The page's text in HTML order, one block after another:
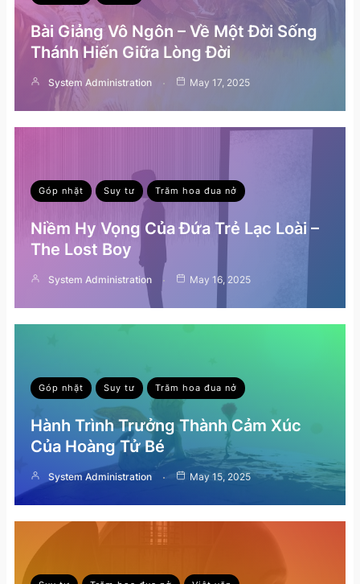
Bài Giảng Vô Ngôn – Về Một Đời Sống
Thánh Hiến Giữa Lòng Đời
System Administration May 17, 2025
Góp nhặt Suy tư Trăm hoa đua nở
Niềm Hy Vọng Của Đứa Trẻ Lạc Loài –
The Lost Boy
System Administration May 16, 2025
Góp nhặt Suy tư Trăm hoa đua nở
Hành Trình Trưởng Thành Cảm Xúc
Của Hoàng Tử Bé
System Administration May 15, 2025